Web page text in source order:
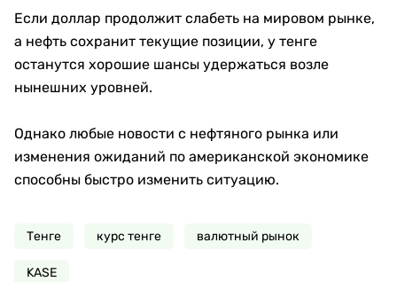
Если доллар продолжит слабеть на мировом рынке,
а нефть сохранит текущие позиции, у тенге
останутся хорошие шансы удержаться возле
нынешних уровней.
Однако любые новости с нефтяного рынка или
изменения ожиданий по американской экономике
способны быстро изменить ситуацию.
Тенге курс тенге валютный рынок
KASE